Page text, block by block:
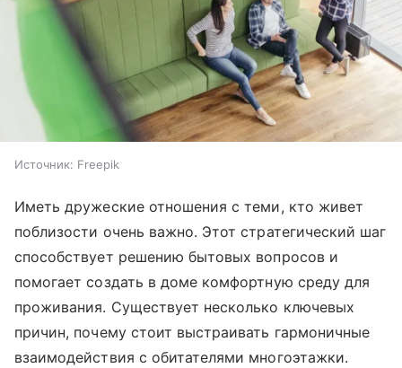
Источник: Freepik
Иметь дружеские отношения с теми, кто живет
поблизости очень важно. Этот стратегический шаг
способствует решению бытовых вопросов и
помогает создать в доме комфортную среду для
проживания. Существует несколько ключевых
причин, почему стоит выстраивать гармоничные
взаимодействия с обитателями многоэтажки.